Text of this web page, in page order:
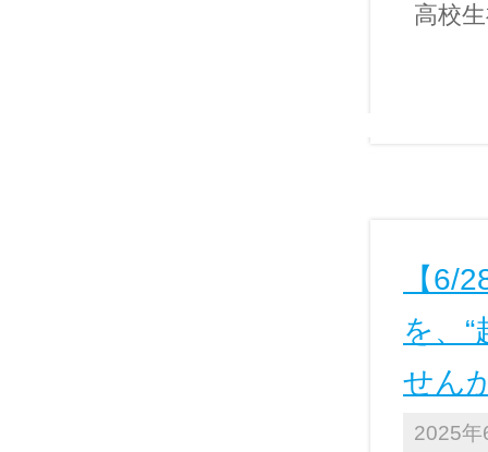
高校
【6/
を、
せん
2025年